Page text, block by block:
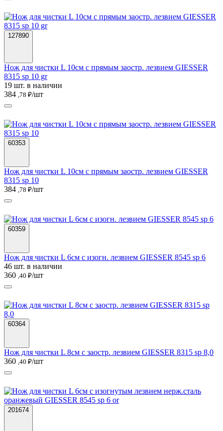
127890
Нож для чистки L 10см с прямым заостр. лезвием GIESSER
8315 sp 10 gr
19 шт. в наличии
384 ,78 ₽/шт
60353
Нож для чистки L 10см с прямым заостр. лезвием GIESSER
8315 sp 10
384 ,78 ₽/шт
60359
Нож для чистки L 6см с изогн. лезвием GIESSER 8545 sp 6
46 шт. в наличии
360 ,40 ₽/шт
60364
Нож для чистки L 8см с заостр. лезвием GIESSER 8315 sp 8,0
360 ,40 ₽/шт
201674